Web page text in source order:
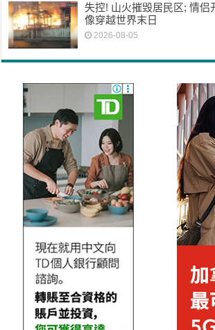
失控! 山火摧毁居民区; 情侣
像穿越世界末日
2026-08-05